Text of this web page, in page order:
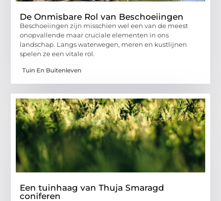
De Onmisbare Rol van Beschoeiingen
Beschoeiingen zijn misschien wel een van de meest
onopvallende maar cruciale elementen in ons
landschap. Langs waterwegen, meren en kustlijnen
spelen ze een vitale rol.
Tuin En Buitenleven
Een tuinhaag van Thuja Smaragd
coniferen